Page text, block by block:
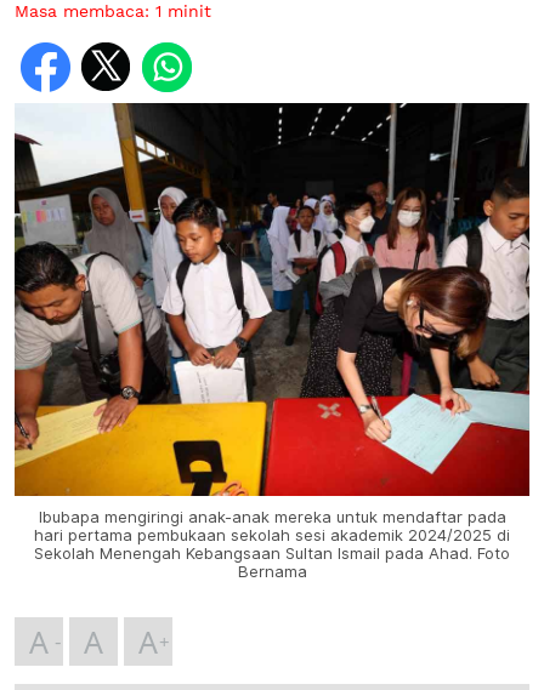
Masa membaca: 1 minit
Ibubapa mengiringi anak-anak mereka untuk mendaftar pada
hari pertama pembukaan sekolah sesi akademik 2024/2025 di
Sekolah Menengah Kebangsaan Sultan Ismail pada Ahad. Foto
Bernama
A A A